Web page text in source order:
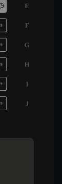
E
F
G
H
I
J
9
9
9
9
9